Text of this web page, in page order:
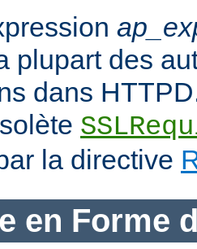
plupart des
dans
la directive
en Forme